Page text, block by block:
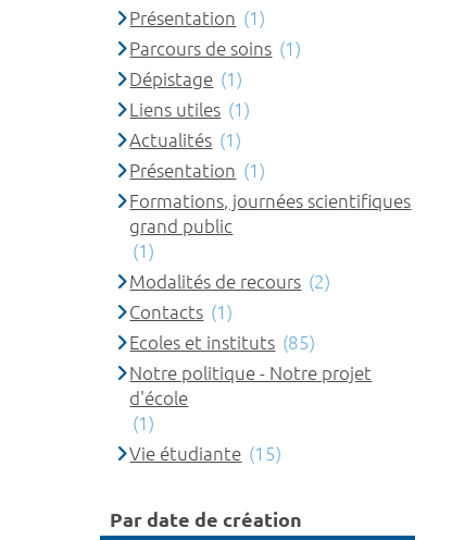
Présentation (1)
Parcours de soins (1)
Dépistage (1)
Liens utiles (1)
Actualités (1)
Présentation (1)
Formations, journées scientifiques
grand public
(1)
Modalités de recours (2)
Contacts (1)
Ecoles et instituts (85)
Notre politique - Notre projet
d'école
(1)
Vie étudiante (15)
Par date de création